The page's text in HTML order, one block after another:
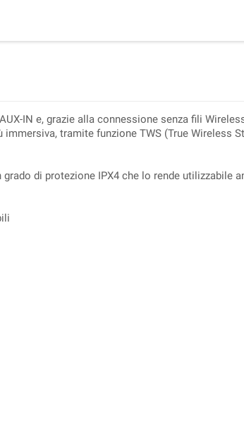
IN e, grazie alla connessione senza fili
immersiva, tramite funzione TWS (True Wireless
grado di protezione IPX4 che lo rende